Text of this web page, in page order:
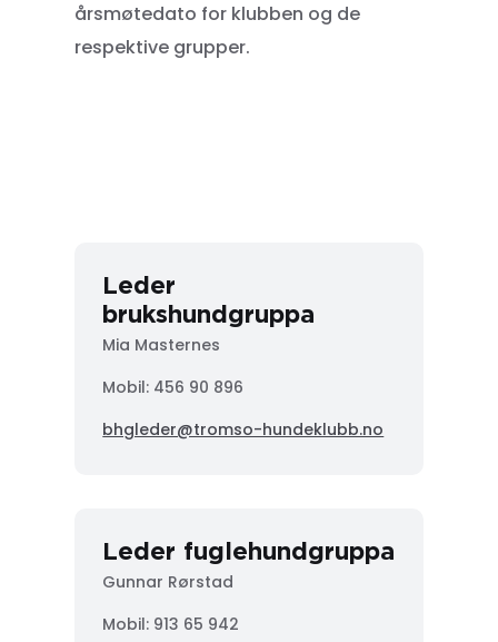
årsmøtedato for klubben og de
respektive grupper.
Leder
brukshundgruppa
Mia Masternes
Mobil: 456 90 896
bhgleder@tromso-hundeklubb.no
Leder fuglehundgruppa
Gunnar Rørstad
Mobil: 913 65 942